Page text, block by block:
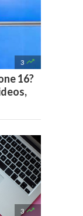
3 
16?
3 